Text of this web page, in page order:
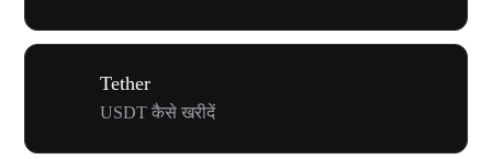
Tether
USDT कैसे खरीदें